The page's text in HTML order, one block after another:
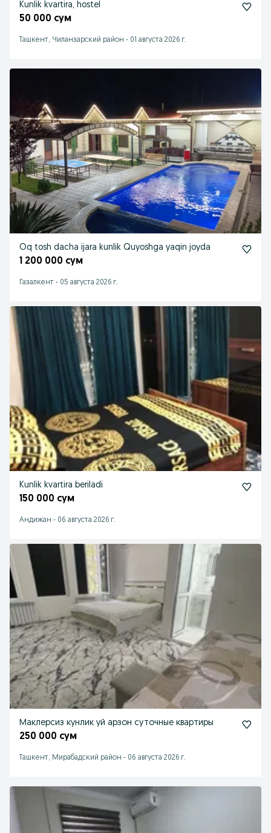
Kunlik kvartira, hostel
50 000 сум
Ташкент, Чиланзарский район - 01 августа 2026 г.
Oq tosh dacha ijara kunlik Quyoshga yaqin joyda
1 200 000 сум
Газалкент - 05 августа 2026 г.
Kunlik kvartira beriladi
150 000 сум
Андижан - 06 августа 2026 г.
Маклерсиз кунлик уй арзон суточные квартиры
250 000 сум
Ташкент, Мирабадский район - 06 августа 2026 г.